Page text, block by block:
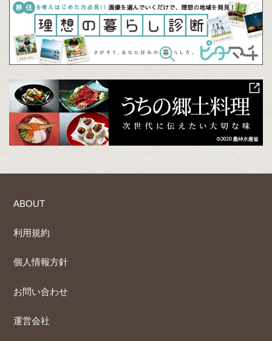
ABOUT
利用規約
個人情報方針
お問い合わせ
運営会社